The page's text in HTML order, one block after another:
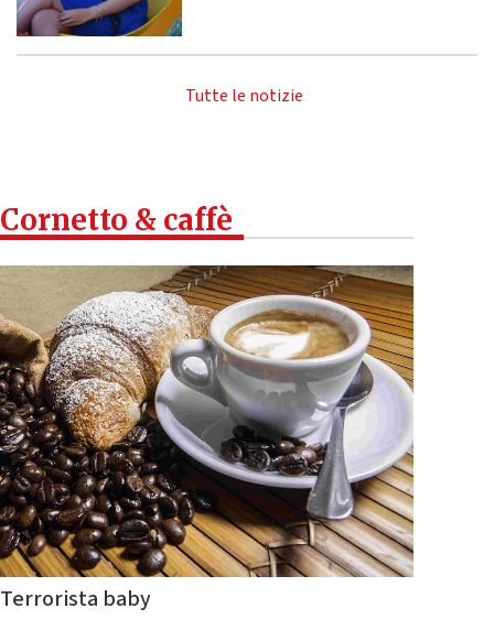
Tutte le notizie
Cornetto & caffè
Terrorista baby